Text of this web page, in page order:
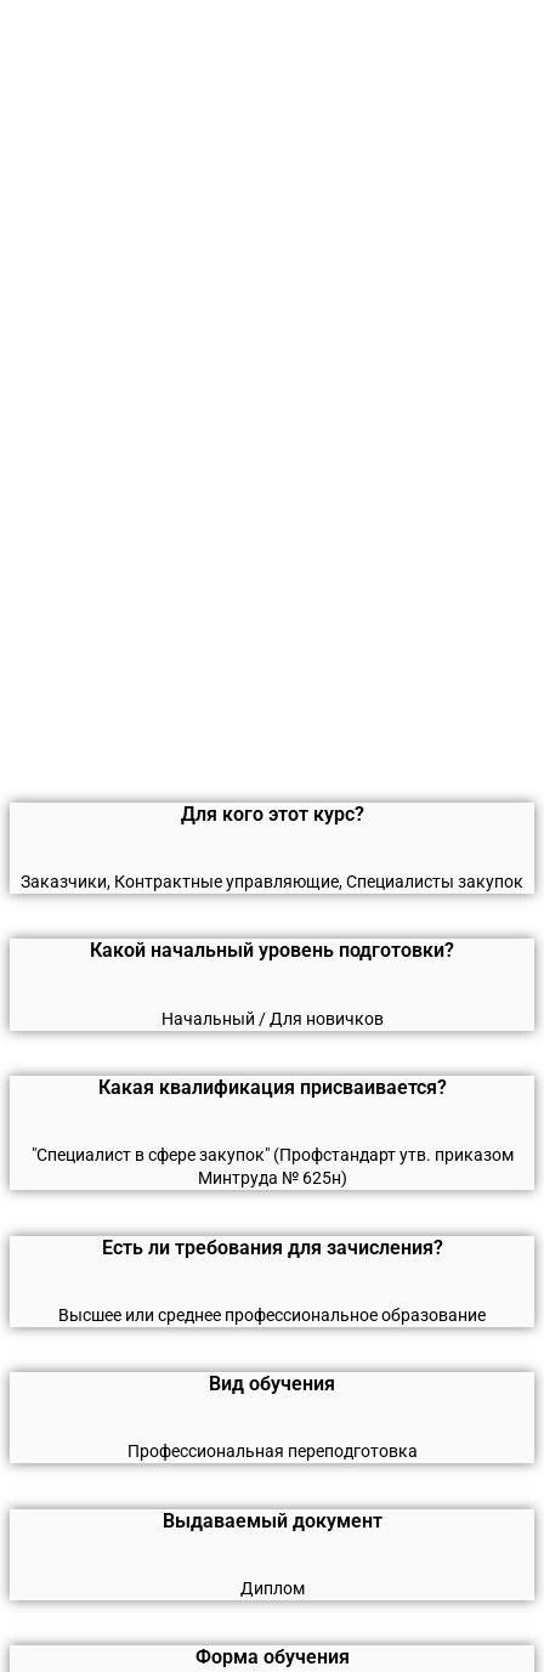
Для кого этот курс?
Заказчики, Контрактные управляющие, Специалисты закупок
Какой начальный уровень подготовки?
Начальный / Для новичков
Какая квалификация присваивается?
"Специалист в сфере закупок" (Профстандарт утв. приказом
Минтруда № 625н)
Есть ли требования для зачисления?
Высшее или среднее профессиональное образование
Вид обучения
Профессиональная переподготовка
Выдаваемый документ
Диплом
Форма обучения